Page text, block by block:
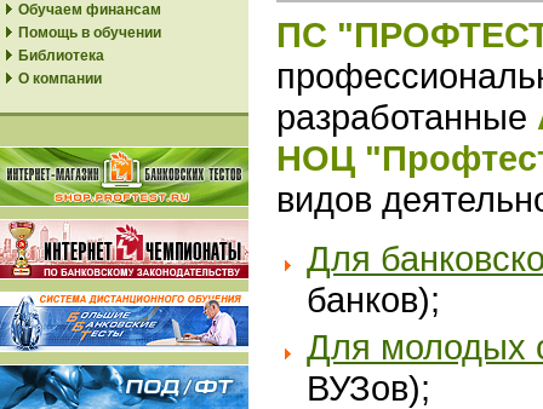
Обучаем финансам
Помощь в обучении
Библиотека
О компании
ПС
разработанные
НОЦ
видов
Для
банков);
Для молодых
ВУЗов);